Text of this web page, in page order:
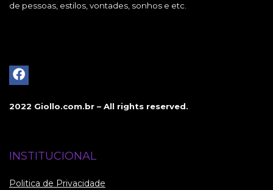
de pessoas, estilos, vontades, sonhos e etc.
2022 Giollo.com.br – All rights reserved.
INSTITUCIONAL
Politica de Privacidade